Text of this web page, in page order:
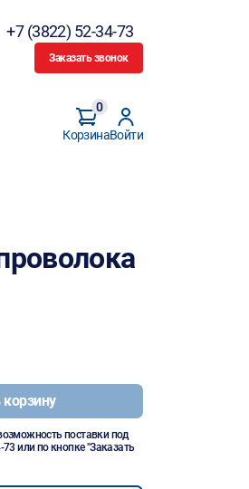
+7 (3822) 52-34-73
Заказать звонок
Корзина
0
Войти
поставки под
73 или по кнопке "Заказать